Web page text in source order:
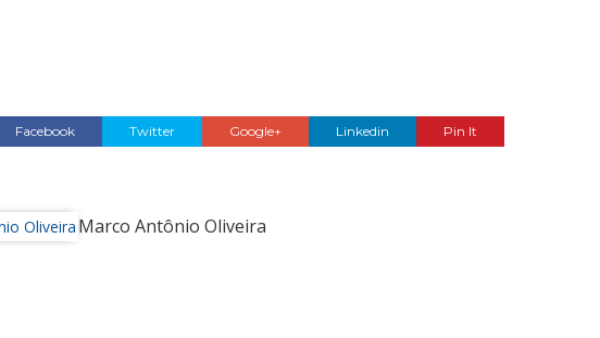
Facebook Twitter Google+ Linkedin Pin It
Marco Antônio Oliveira